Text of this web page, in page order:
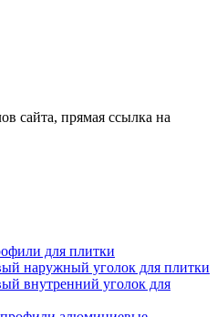
сайта, прямая ссылка на
для плитки
наружный уголок для плитки
внутренний уголок для